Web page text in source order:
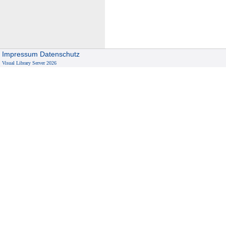
Impressum Datenschutz
Visual Library Server 2026